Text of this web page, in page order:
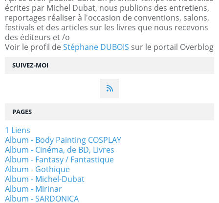
SUIVEZ-MOI
écrites par Michel Dubat, nous publions des entretiens,
reportages réaliser à l'occasion de conventions, salons,
festivals et des articles sur les livres que nous recevons
des éditeurs et /o
Voir le profil de Stéphane DUBOIS sur le portail Overblog
PAGES
1 Liens
Album - Body Painting COSPLAY
Album - Cinéma, de BD, Livres
Album - Fantasy / Fantastique
Album - Gothique
Album - Michel-Dubat
Album - Mirinar
Album - SARDONICA